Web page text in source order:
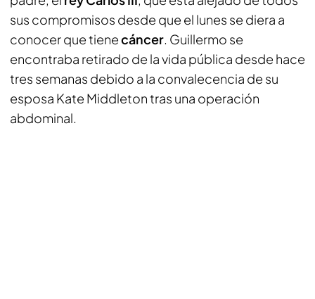
sus compromisos desde que el lunes se diera a
conocer que tienecáncer. Guillermo se
encontraba retirado de la vida pública desde hace
tres semanas debido a la convalecencia de su
esposa Kate Middleton tras una operación
abdominal.